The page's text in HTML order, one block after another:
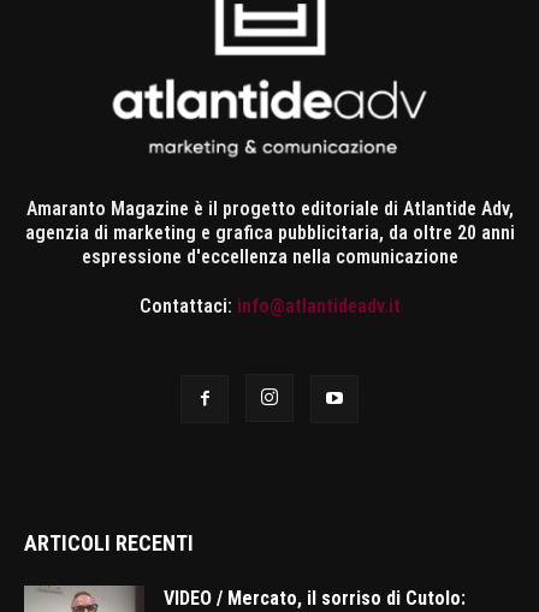
Amaranto Magazine è il progetto editoriale di Atlantide Adv,
agenzia di marketing e grafica pubblicitaria, da oltre 20 anni
espressione d'eccellenza nella comunicazione
Contattaci: info@atlantideadv.it
ARTICOLI RECENTI
VIDEO / Mercato, il sorriso di Cutolo: